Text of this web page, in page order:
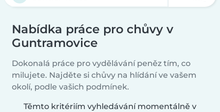
Nabídka práce pro chůvy v
Guntramovice
Dokonalá práce pro vydělávání peněz tím, co
milujete. Najděte si chůvy na hlídání ve vašem
okolí, podle vašich podmínek.
Těmto kritériím vyhledávání momentálně v